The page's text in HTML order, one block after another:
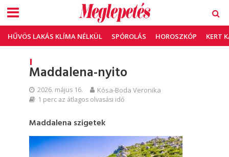
HŰVÖS LAKÁS KLÍMA NÉLKÜL SPÓROLÁS HOROSZKÓP KERT
Maddalena-nyito
2026. május 16. Kósa-Boda Veronika
1 perc az átlagos olvasási idő
Maddalena szigetek